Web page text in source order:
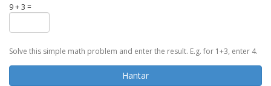
9 + 3 =
Solve this simple math problem and enter the result. E.g. for 1+3, enter 4.